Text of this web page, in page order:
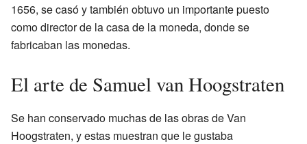
1656, se casó y también obtuvo un importante puesto
como director de la casa de la moneda, donde se
fabricaban las monedas.
El arte de Samuel van Hoogstraten
Se han conservado muchas de las obras de Van
Hoogstraten, y estas muestran que le gustaba